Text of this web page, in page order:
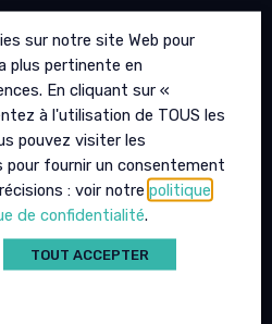
pratiques
à l’Arena
sur notre site Web pour
plus pertinente en
En cliquant sur «
à l'utilisation de TOUS les
pouvez visiter les
pour fournir un consentement
: voir notre politique
de confidentialité.
TOUT ACCEPTER